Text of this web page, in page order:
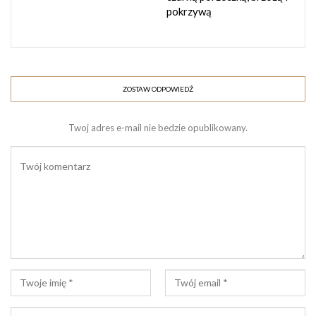
czysty, szklany słoik z zakrętką.
dzień, gdy są w pełni rozwinięte).
Delikatnie oczyszczamy je z kurzu i owadów – nie
płuczemy!
nasłonecznione miejsce na 2-3 tygodnie, codziennie
potrząsając. Jeżeli pogoda nie dopisuje, możecie
odstawić słoik w ciemne miejsce, tylko wtedy czas
pokrzywą
ZOSTAW ODPOWIEDŹ
Twoj adres e-mail nie bedzie opublikowany.